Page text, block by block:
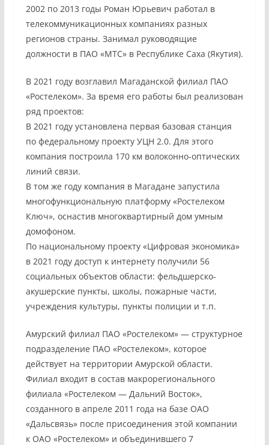
2002 по 2013 годы Роман Юрьевич работал в
телекоммуникационных компаниях разных
регионов страны. Занимал руководящие
должности в ПАО «МТС» в Республике Саха (Якутия).
В 2021 году возглавил Магаданской филиал ПАО
«Ростелеком». За время его работы был реализован
ряд проектов:
В 2021 году установлена первая базовая станция
по федеральному проекту УЦН 2.0. Для этого
компания построила 170 км волоконно-оптических
линий связи.
В том же году компания в Магадане запустила
многофункциональную платформу «Ростелеком
Ключ», оснастив многоквартирный дом умным
домофоном.
По национальному проекту «Цифровая экономика»
в 2021 году доступ к интернету получили 56
социальных объектов области: фельдшерско-
акушерские пункты, школы, пожарные части,
учреждения культуры, пункты полиции и т.п.
Амурский филиал ПАО «Ростелеком» — структурное
подразделение ПАО «Ростелеком», которое
действует на территории Амурской области.
Филиал входит в состав макрорегионального
филиала «Ростелеком — Дальний Восток»,
созданного в апреле 2011 года на базе ОАО
«Дальсвязь» после присоединения этой компании
к ОАО «Ростелеком» и объединившего 7